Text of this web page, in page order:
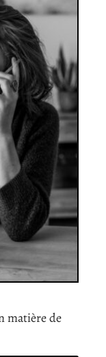
matière de